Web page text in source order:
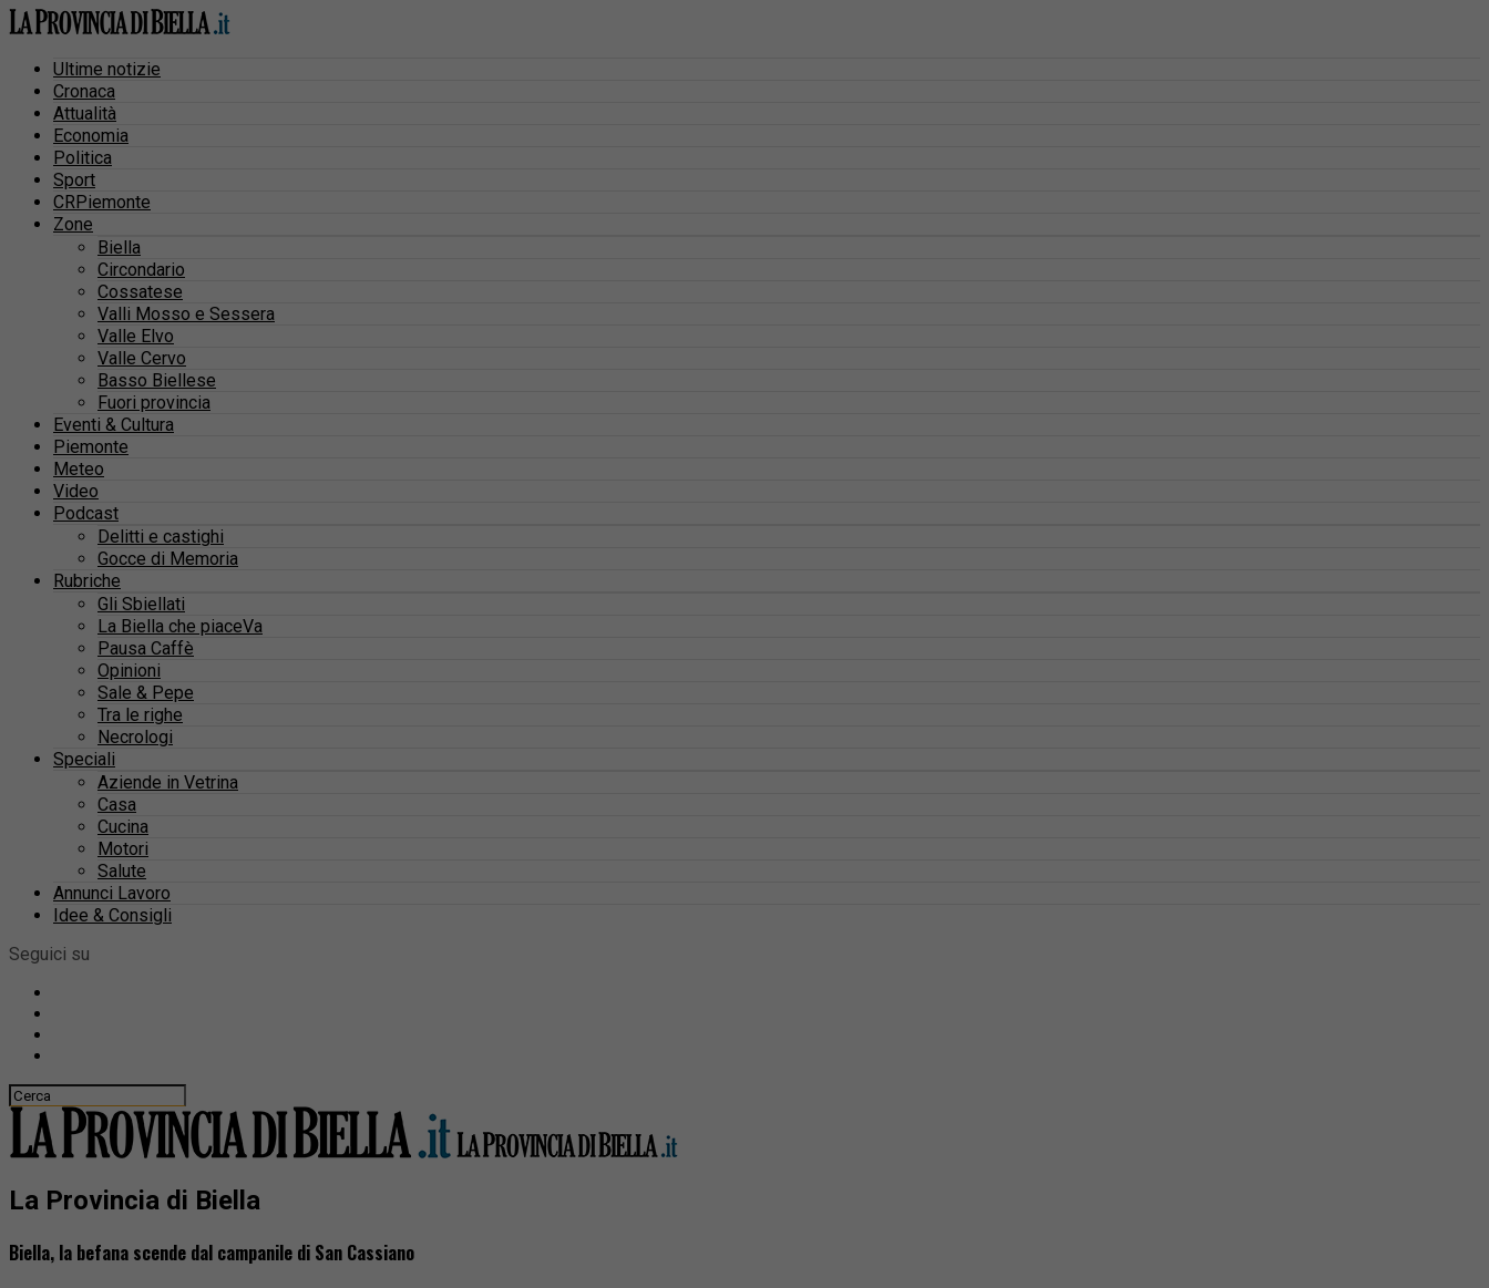
Ultime notizie
Cronaca
Attualità
Economia
Politica
Sport
CRPiemonte
Zone
Biella
Circondario
Cossatese
Valli Mosso e Sessera
Valle Elvo
Valle Cervo
Basso Biellese
Fuori provincia
Eventi & Cultura
Piemonte
Meteo
Video
Podcast
Delitti e castighi
Gocce di Memoria
Rubriche
Gli Sbiellati
La Biella che piaceVa
Pausa Caffè
Opinioni
Sale & Pepe
Tra le righe
Necrologi
Speciali
Aziende in Vetrina
Casa
Cucina
Motori
Salute
Annunci Lavoro
Idee & Consigli
Seguici su
La Provincia di Biella
Biella, la befana scende dal campanile di San Cassiano